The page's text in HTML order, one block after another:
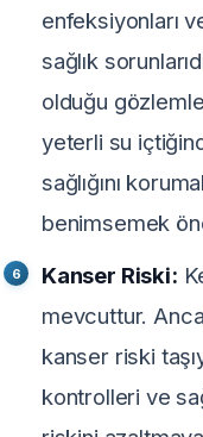
enfeksiyonları
sağlık
olduğu
yeterli su
sağlığını
benimsemek
Kanser Riski:
mevcuttur.
kanser riski
kontrolleri ve